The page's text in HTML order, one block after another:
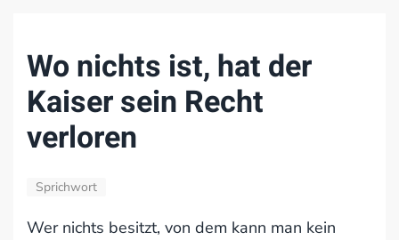
Wo nichts ist, hat der
Kaiser sein Recht
verloren
Sprichwort
Wer nichts besitzt, von dem kann man kein